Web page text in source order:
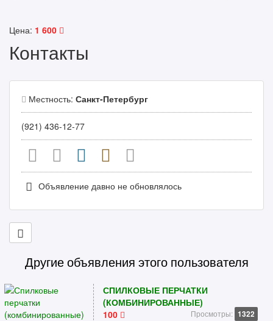
Цена: 1 600
Контакты
Местность: Санкт-Петербург
(921) 436-12-77
Объявление давно не обновлялось
Другие объявления этого пользователя
СПИЛКОВЫЕ ПЕРЧАТКИ
(КОМБИНИРОВАННЫЕ)
100
Просмотры: 1322